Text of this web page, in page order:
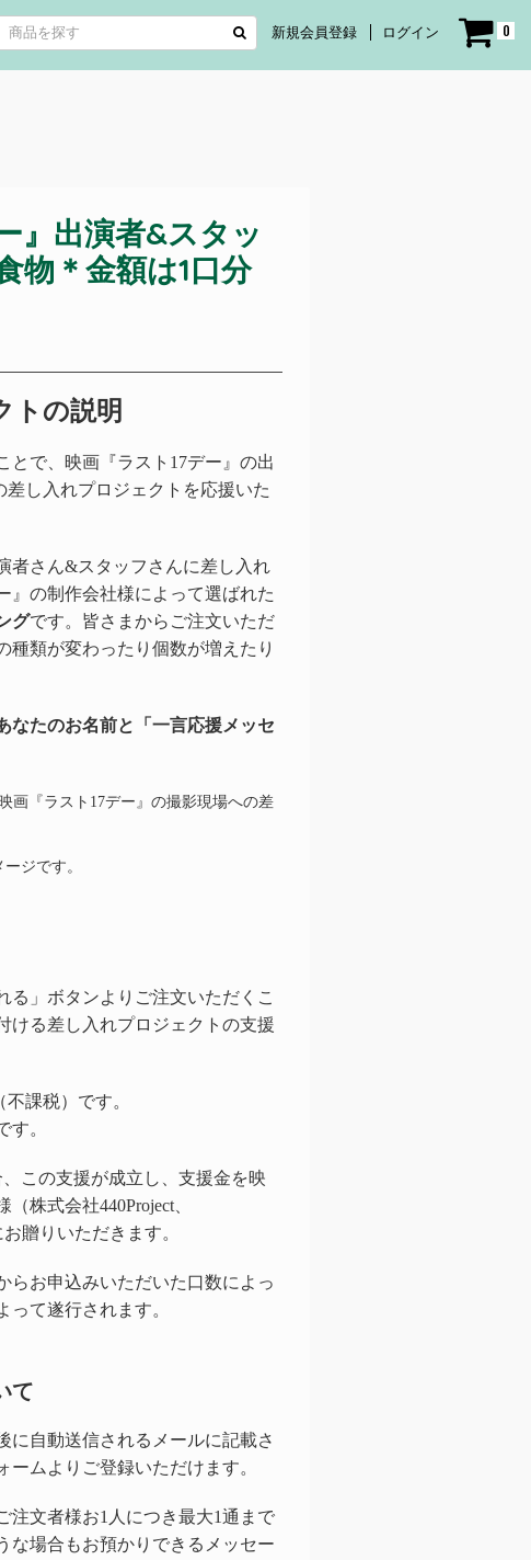
新規会員登録 ログイン 0
』出演者&スタッ
物＊金額は1口分
トの説明
とで、映画『ラスト17デー』の出
し入れプロジェクトを応援いた
者さん&スタッフさんに差し入れ
』の制作会社様によって選ばれた
グです。皆さまからご注文いただ
種類が変わったり個数が増えたり
なたのお名前と「一言応援メッセ
画『ラスト17デー』の撮影現場への差
ジです。
る」ボタンよりご注文いただくこ
ける差し入れプロジェクトの支援
課税）です。
す。
この支援が成立し、支援金を映
株式会社440Project、
贈りいただきます。
らお申込みいただいた口数によっ
って遂行されます。
て
に自動送信されるメールに記載さ
ムよりご登録いただけます。
注文者様お1人につき最大1通まで
な場合もお預かりできるメッセー